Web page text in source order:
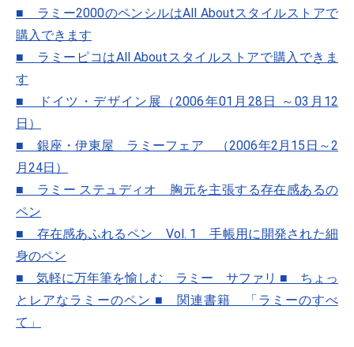
■ ラミー2000のペンシルはAll Aboutスタイルストアで
購入できます
■ ラミーピコはAll Aboutスタイルストアで購入できま
す
■ ドイツ・デザイン展（2006年01月28日 ～03月12
日）
■ 銀座・伊東屋 ラミーフェア （2006年2月15日～2
月24日）
■ ラミー ステュディオ 胸元を主張する存在感あるの
ペン
■ 存在感あふれるペン Vol. 1 手帳用に開発された細
身のペン
■ 気軽に万年筆を愉しむ ラミー サファリ ■ ちょっ
とレアなラミーのペン ■ 関連書籍 「ラミーのすべ
て」